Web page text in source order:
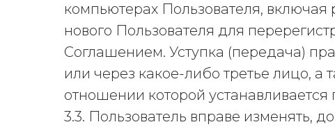
компьютерах Пользователя,
нового Пользователя для
Соглашением. Уступка (передача)
или через какое-либо третье лицо,
отношении которой
3.3. Пользователь вправе изменять,